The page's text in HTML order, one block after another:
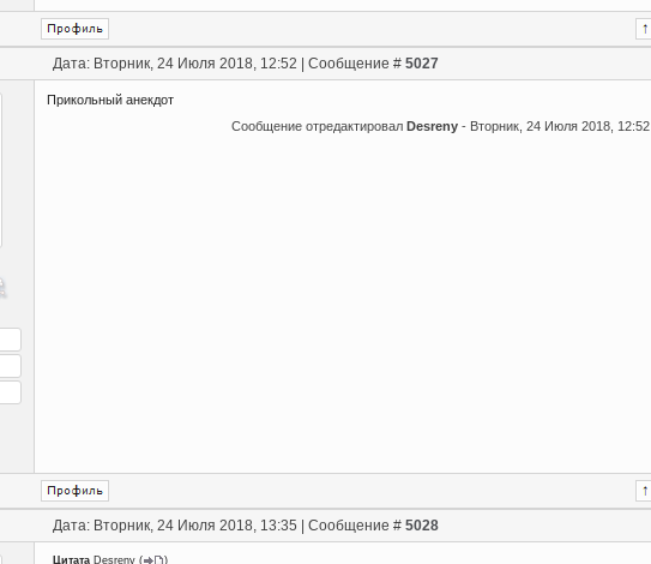
Дата: Вторник, 24 Июля 2018, 12:52 | Сообщение # 5027
Прикольный анекдот
Сообщение отредактировал Desreny - Вторник, 24 Июля 2018, 12:52
Дата: Вторник, 24 Июля 2018, 13:35 | Сообщение # 5028
Цитата Desreny ( )